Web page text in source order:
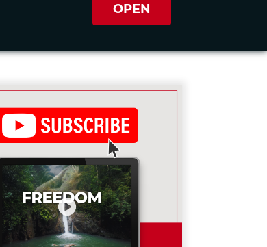
OPEN